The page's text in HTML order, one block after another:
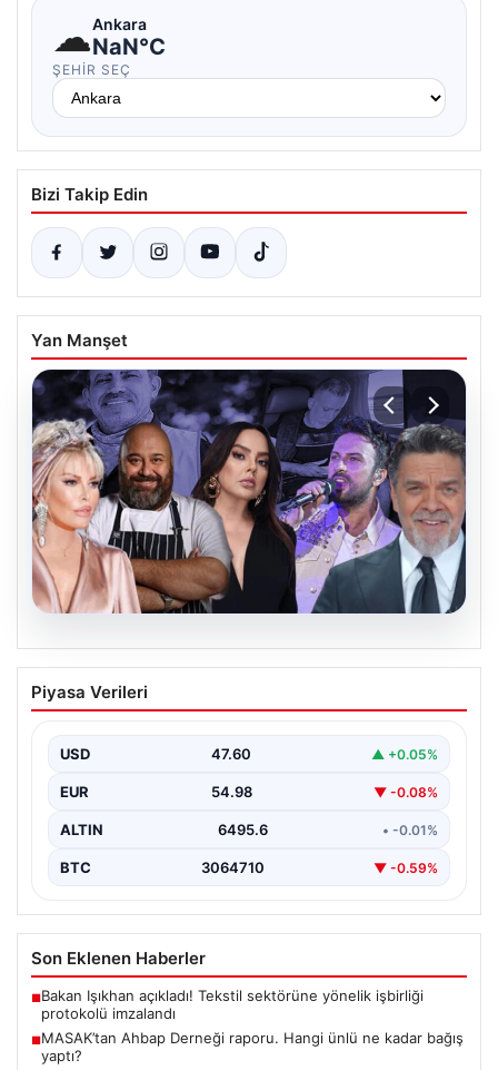
☁Ankara
NaN°C
ŞEHIR SEÇ
Bizi Takip Edin
Yan Manşet
06.08.2026
MASAK’tan Ahbap Derneği raporu.
Hangi ünlü ne kadar bağış yaptı?
Bağışlar ve Ünlü İsimlerin Katkıları", "content": "İstanbul
Cumhuriyet…
Piyasa Verileri
USD 47.60 ▲ +0.05%
EUR 54.98 ▼ -0.08%
ALTIN 6495.6 • -0.01%
BTC 3064710 ▼ -0.59%
Son Eklenen Haberler
■Bakan Işıkhan açıkladı! Tekstil sektörüne yönelik işbirliği
protokolü imzalandı
■MASAK’tan Ahbap Derneği raporu. Hangi ünlü ne kadar bağış
yaptı?